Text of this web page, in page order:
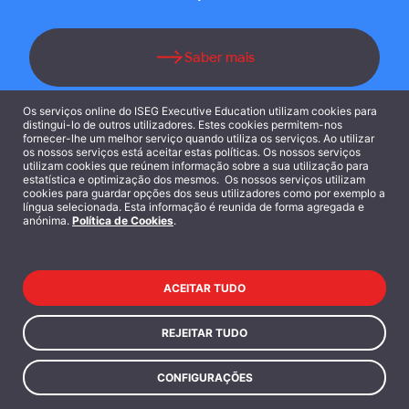
Saber mais
CERTIFICAÇÃO DGERT
O ISEG Executive Education é uma entidade
formadora certificada pela DGERT, sendo os cursos
isentos de IVA e elegíveis como despesas de
Os serviços online do ISEG Executive Education utilizam cookies para
distingui-lo de outros utilizadores. Estes cookies permitem-nos
fornecer-lhe um melhor serviço quando utiliza os serviços. Ao utilizar
os nossos serviços está aceitar estas políticas. Os nossos serviços
utilizam cookies que reúnem informação sobre a sua utilização para
estatística e optimização dos mesmos. Os nossos serviços utilizam
cookies para guardar opções dos seus utilizadores como por exemplo a
língua selecionada. Esta informação é reunida de forma agregada e
anónima. Política de Cookies.
CONFIGURAÇÕES
REJEITAR TUDO
ACEITAR TUDO